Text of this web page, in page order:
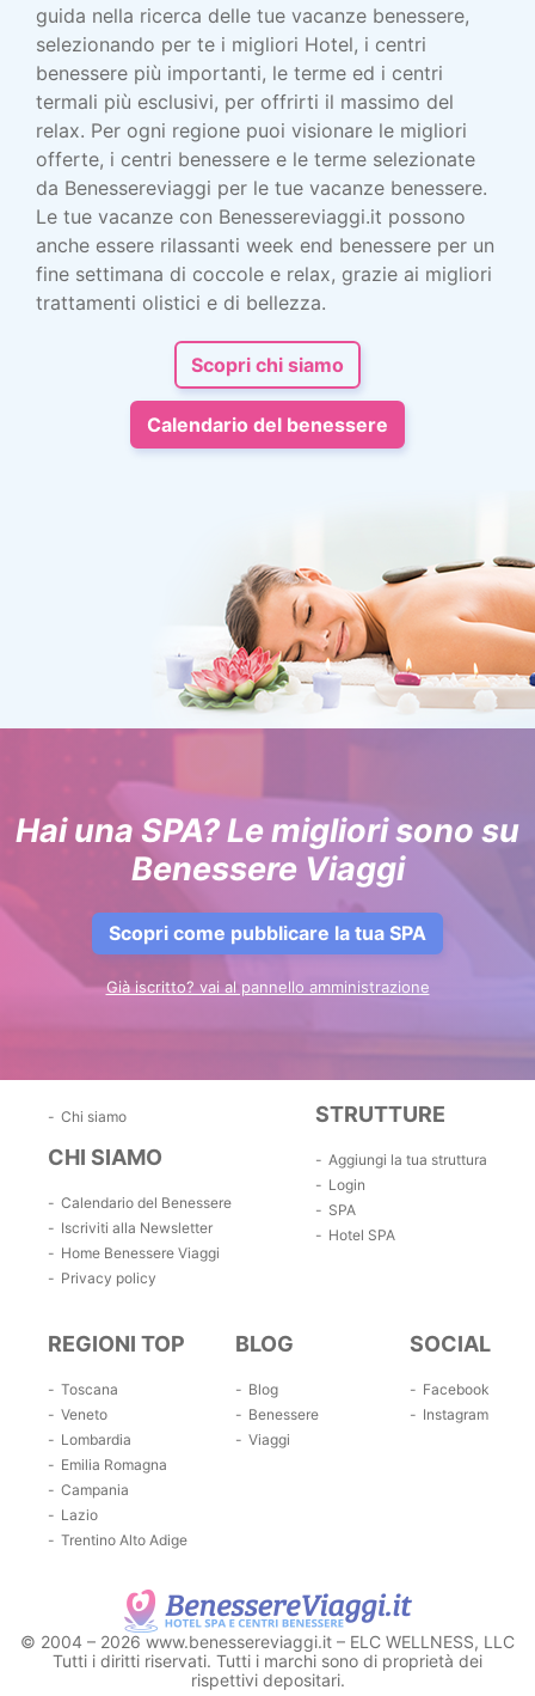
guida nella ricerca delle tue vacanze benessere,
selezionando per te i migliori Hotel, i centri
benessere più importanti, le terme ed i centri
termali più esclusivi, per offrirti il massimo del
relax. Per ogni regione puoi visionare le migliori
offerte, i centri benessere e le terme selezionate
da Benessereviaggi per le tue vacanze benessere.
Le tue vacanze con Benessereviaggi.it possono
anche essere rilassanti week end benessere per un
fine settimana di coccole e relax, grazie ai migliori
trattamenti olistici e di bellezza.
Scopri chi siamo
Calendario del benessere
Hai una SPA? Le migliori sono su
Benessere Viaggi
Scopri come pubblicare la tua SPA
Già iscritto? vai al pannello amministrazione
Chi siamo
CHI SIAMO
Calendario del Benessere
Iscriviti alla Newsletter
Home Benessere Viaggi
Privacy policy
STRUTTURE
Aggiungi la tua struttura
Login
SPA
Hotel SPA
REGIONI TOP
Toscana
Veneto
Lombardia
Emilia Romagna
Campania
Lazio
Trentino Alto Adige
BLOG
Blog
Benessere
Viaggi
SOCIAL
Facebook
Instagram
© 2004 – 2026 www.benessereviaggi.it – ELC WELLNESS, LLC
Tutti i diritti riservati. Tutti i marchi sono di proprietà dei
rispettivi depositari.